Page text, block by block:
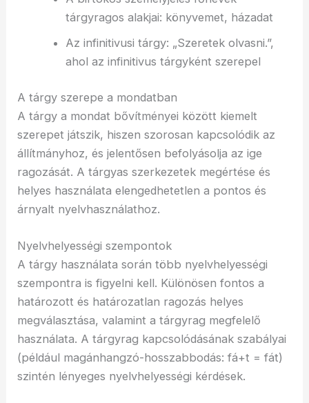
tárgyragos alakjai: könyvemet, házadat
Az infinitivusi tárgy: „Szeretek olvasni.”,
ahol az infinitivus tárgyként szerepel
A tárgy szerepe a mondatban
A tárgy a mondat bővítményei között kiemelt
szerepet játszik, hiszen szorosan kapcsolódik az
állítmányhoz, és jelentősen befolyásolja az ige
ragozását. A tárgyas szerkezetek megértése és
helyes használata elengedhetetlen a pontos és
árnyalt nyelvhasználathoz.
Nyelvhelyességi szempontok
A tárgy használata során több nyelvhelyességi
szempontra is figyelni kell. Különösen fontos a
határozott és határozatlan ragozás helyes
megválasztása, valamint a tárgyrag megfelelő
használata. A tárgyrag kapcsolódásának szabályai
(például magánhangzó-hosszabbodás: fá+t = fát)
szintén lényeges nyelvhelyességi kérdések.